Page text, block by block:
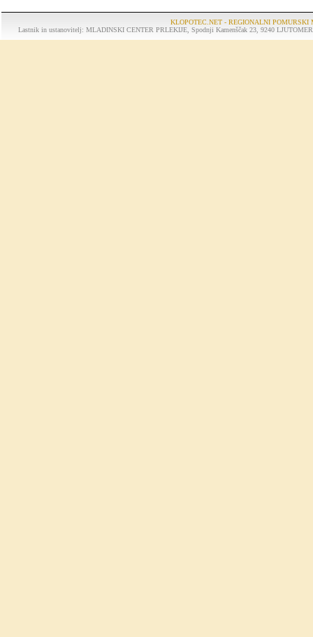
KLOPOTEC.NET - REGIONALNI POMURSKI
Lastnik in ustanovitelj: MLADINSKI CENTER PRLEKIJE, Spodnji Kamenščak 23, 9240